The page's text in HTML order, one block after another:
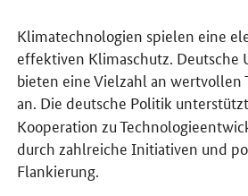
Klimatechnologien spielen eine
effektiven Klimaschutz. Deutsche
bieten eine Vielzahl an wertvollen
an. Die deutsche Politik
Kooperation zu
durch zahlreiche Initiativen und
Flankierung.